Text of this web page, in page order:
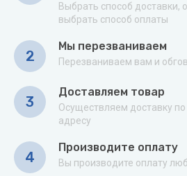
Выбрать способ доставки,
выбрать способ оплаты
2
Мы перезваниваем
Перезваниваем вам и
3
Доставляем товар
Осуществляем доставку
адресу
4
Производите оплату
Вы производите оплату